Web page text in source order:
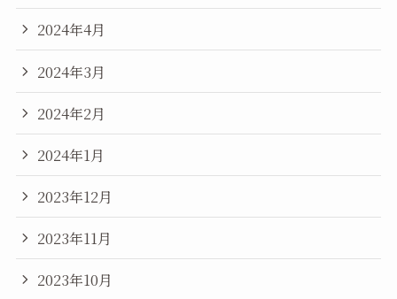
2024年4月
2024年3月
2024年2月
2024年1月
2023年12月
2023年11月
2023年10月